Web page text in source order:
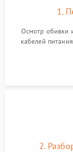
1.
Осмотр обивки
кабелей
в разных
2.